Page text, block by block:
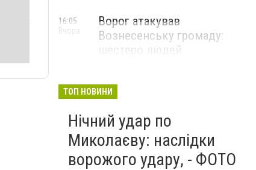
Ворог атакував
Вознесенську громаду:
шестеро людей
16:05
Вчора
ТОП НОВИНИ
Нічний удар по
Миколаєву: наслідки
ворожого удару, - ФОТО